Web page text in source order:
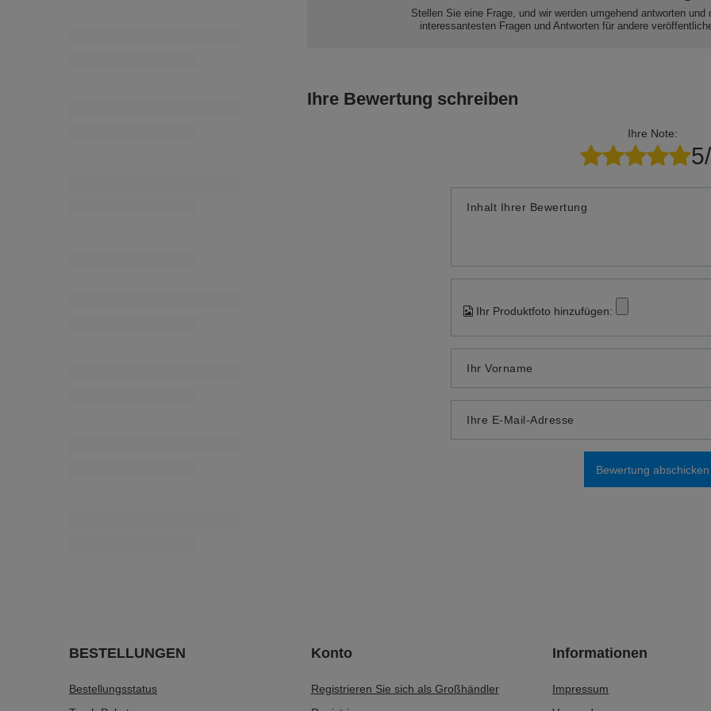
Dekorationsquasten
Acrylfransen
AC - 40c
Brauchen Sie Hilfe? Haben Sie
Stellen Sie eine Frage, und wir werden umgehend antworten und
interessantesten Fragen und Antworten für andere